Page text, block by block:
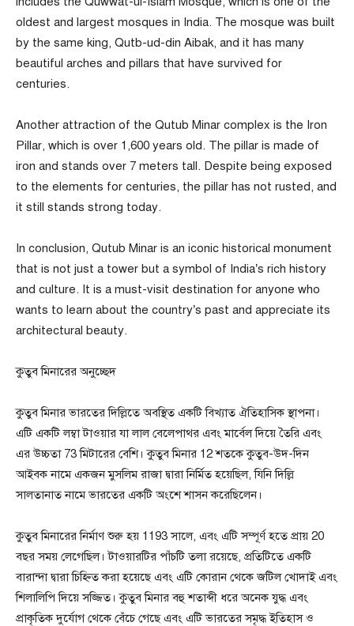
oldest and largest mosques in India. The mosque was built
by the same king, Qutb-ud-din Aibak, and it has many
beautiful arches and pillars that have survived for
centuries.
Another attraction of the Qutub Minar complex is the Iron
Pillar, which is over 1,600 years old. The pillar is made of
iron and stands over 7 meters tall. Despite being exposed
to the elements for centuries, the pillar has not rusted, and
it still stands strong today.
In conclusion, Qutub Minar is an iconic historical monument
that is not just a tower but a symbol of India’s rich history
and culture. It is a must-visit destination for anyone who
wants to learn about the country’s past and appreciate its
architectural beauty.
কুতুব মিনারের অনুচ্ছেদ
কুতুব মিনার ভারতের দিল্লিতে অবস্থিত একটি বিখ্যাত ঐতিহাসিক স্থাপনা।
এটি একটি লম্বা টাওয়ার যা লাল বেলেপাথর এবং মার্বেল দিয়ে তৈরি এবং
এর উচ্চতা 73 মিটারের বেশি। কুতুব মিনার 12 শতকে কুতুব-উদ-দিন
আইবক নামে একজন মুসলিম রাজা দ্বারা নির্মিত হয়েছিল, যিনি দিল্লি
সালতানাত নামে ভারতের একটি অংশে শাসন করেছিলেন।
কুতুব মিনারের নির্মাণ শুরু হয় 1193 সালে, এবং এটি সম্পূর্ণ হতে প্রায় 20
বছর সময় লেগেছিল। টাওয়ারটির পাঁচটি তলা রয়েছে, প্রতিটিতে একটি
বারান্দা দ্বারা চিহ্নিত করা হয়েছে এবং এটি কোরান থেকে জটিল খোদাই এবং
শিলালিপি দিয়ে সজ্জিত। কুতুব মিনার বহু শতাব্দী ধরে অনেক যুদ্ধ এবং
প্রাকৃতিক দুর্যোগ থেকে বেঁচে গেছে এবং এটি ভারতের সমৃদ্ধ ইতিহাস ও